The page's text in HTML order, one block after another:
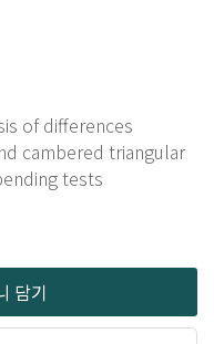
of differences
cambered triangular
tests
담기